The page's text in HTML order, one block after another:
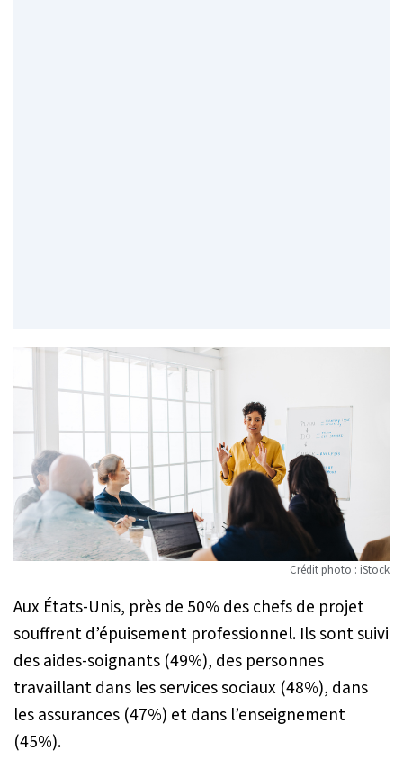
Crédit photo : iStock
Aux États-Unis, près de 50% des chefs de projet
souffrent d’épuisement professionnel. Ils sont suivi
des aides-soignants (49%), des personnes
travaillant dans les services sociaux (48%), dans
les assurances (47%) et dans l’enseignement
(45%).